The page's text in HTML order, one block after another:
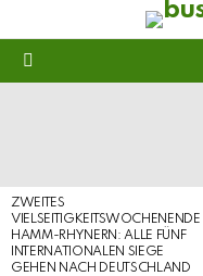
ZWEITES
VIELSEITIGKEITSWOCHENENDE
HAMM-RHYNERN: ALLE FÜNF
INTERNATIONALEN SIEGE
GEHEN NACH DEUTSCHLAND